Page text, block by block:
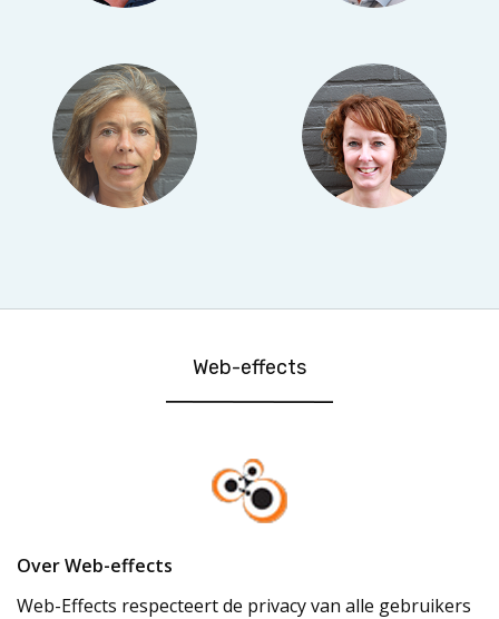
Web-effects
Over Web-effects
Web-Effects respecteert de privacy van alle gebruikers